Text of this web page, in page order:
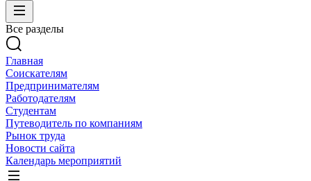
Все разделы
Главная
Соискателям
Предпринимателям
Работодателям
Студентам
Путеводитель по компаниям
Рынок труда
Новости сайта
Календарь мероприятий